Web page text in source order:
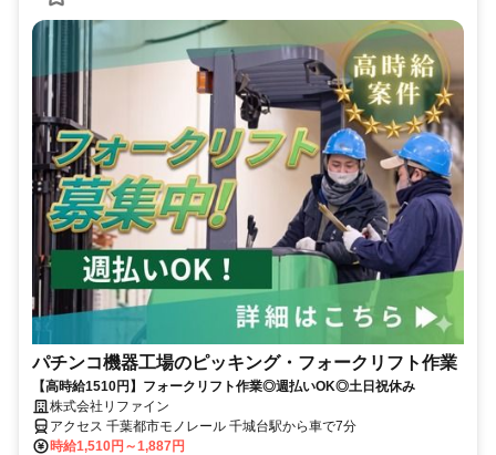
パチンコ機器工場のピッキング・フォークリフト作業
【高時給1510円】フォークリフト作業◎週払いOK◎土日祝休み
株式会社リファイン
アクセス 千葉都市モノレール 千城台駅から車で7分
時給1,510円～1,887円